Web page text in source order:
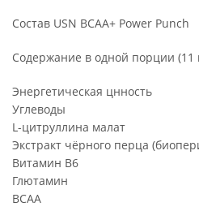
Состав USN BCAA+ Power Punch
Содержание в одной порции (11
Энергетическая цнность
Углеводы
L-цитруллина малат
Экстракт чёрного перца
Витамин B6
Глютамин
BCAA